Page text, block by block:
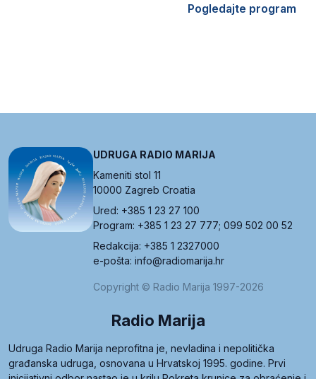
Pogledajte program
UDRUGA RADIO MARIJA
Kameniti stol 11
10000 Zagreb Croatia
Ured: +385 1 23 27 100
Program: +385 1 23 27 777; 099 502 00 52
Redakcija: +385 1 2327000
e-pošta: info@radiomarija.hr
Copyright © Radio Marija 1997-2026
Radio Marija
Udruga Radio Marija neprofitna je, nevladina i nepolitička
građanska udruga, osnovana u Hrvatskoj 1995. godine. Prvi